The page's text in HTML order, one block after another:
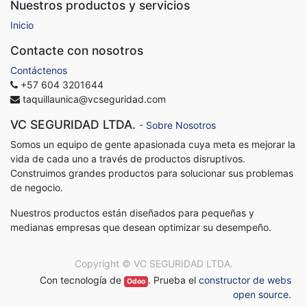
Nuestros productos y servicios
Inicio
Contacte con nosotros
Contáctenos
+57 604 3201644
taquillaunica@vcseguridad.com
VC SEGURIDAD LTDA. - Sobre Nosotros
Somos un equipo de gente apasionada cuya meta es mejorar la
vida de cada uno a través de productos disruptivos.
Construimos grandes productos para solucionar sus problemas
de negocio.
Nuestros productos están diseñados para pequeñas y
medianas empresas que desean optimizar su desempeño.
Copyright © VC SEGURIDAD LTDA.
Con tecnología de
Odoo . Prueba el constructor de webs
open source.